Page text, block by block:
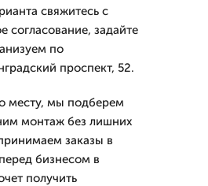
свяжитесь с
согласование, задайте
по
проспект, 52.
месту, мы подберем
монтаж без лишних
заказы в
бизнесом в
получить